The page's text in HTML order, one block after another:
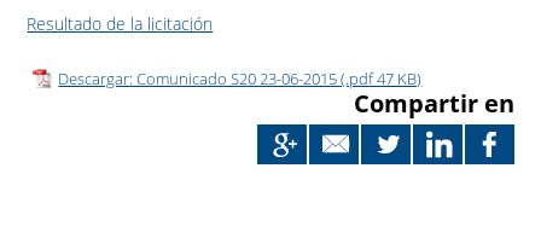
Resultado de la licitación
Descargar: Comunicado S20 23-06-2015 (.pdf 47 KB)
Compartir en